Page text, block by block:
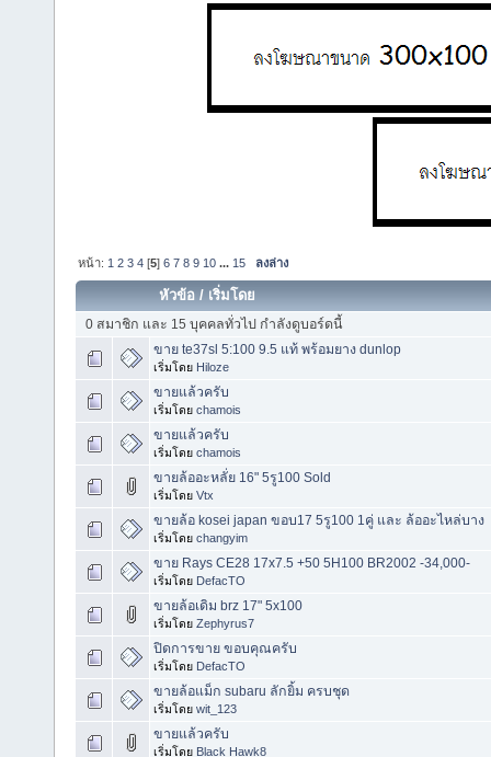
หน้า: 1 2 3 4 [5]6 7 8 9 10 ... 15 ลงล่าง
หัวข้อ / เริ่มโดย
0 สมาชิก และ 15 บุคคลทั่วไป กำลังดูบอร์ดนี้
ขาย te37sl 5:100 9.5 แท้ พร้อมยาง dunlop
เริ่มโดย Hiloze
ขายแล้วครับ
เริ่มโดย chamois
ขายแล้วครับ
เริ่มโดย chamois
ขายล้ออะหลั่ย 16" 5รู100 Sold
เริ่มโดย Vtx
ขายล้อ kosei japan ขอบ17 5รู100 1คู่ และ ล้ออะไหล่บาง
เริ่มโดย changyim
ขาย Rays CE28 17x7.5 +50 5H100 BR2002 -34,000-
เริ่มโดย DefacTO
ขายล้อเดิม brz 17" 5x100
เริ่มโดย Zephyrus7
ปิดการขาย ขอบคุณครับ
เริ่มโดย DefacTO
ขายล้อแม็ก subaru ลักยิ้ม ครบชุด
เริ่มโดย wit_123
ขายแล้วครับ
เริ่มโดย Black Hawk8